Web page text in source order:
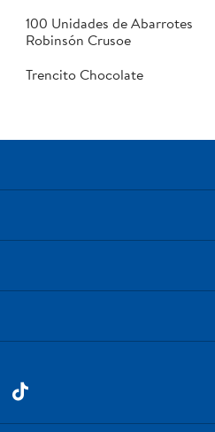
100 Unidades de Abarrotes
Robinsón Crusoe
Trencito Chocolate